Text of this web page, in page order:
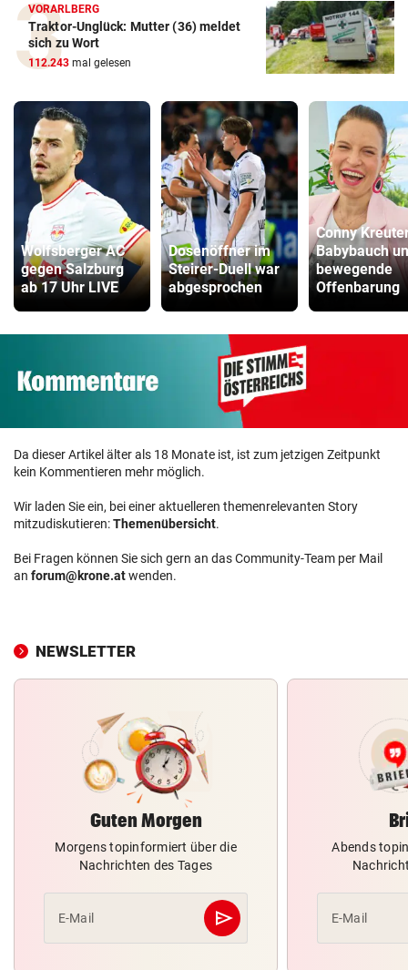
VORARLBERG
Traktor-Unglück: Mutter (36) meldet
sich zu Wort
112.243 mal gelesen
Wolfsberger AC
gegen Salzburg
ab 17 Uhr LIVE
Dosenöffner im
Steirer-Duell war
abgesprochen
Conny
Babybauch
bewegende
Offenbarung
Da dieser Artikel älter als 18 Monate ist, ist zum jetzigen Zeitpunkt
kein Kommentieren mehr möglich.
Wir laden Sie ein, bei einer aktuelleren themenrelevanten Story
mitzudiskutieren:Themenübersicht.
Bei Fragen können Sie sich gern an das Community-Team per Mail
an forum@krone.atwenden.
NEWSLETTER
Guten Morgen
Morgens topinformiert über die
Nachrichten des Tages
E-Mail send
Abschicken
Abends
E-Mail